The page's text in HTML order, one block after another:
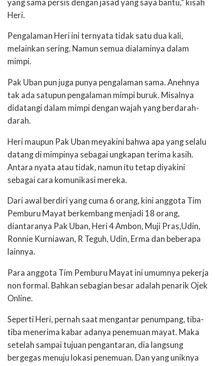
yang sama persis dengan jasad yang saya bantu,” kisah
Heri.
Pengalaman Heri ini ternyata tidak satu dua kali,
melainkan sering. Namun semua dialaminya dalam
mimpi.
Pak Uban pun juga punya pengalaman sama. Anehnya
tak ada satupun pengalaman mimpi buruk. Misalnya
didatangi dalam mimpi dengan wajah yang berdarah-
darah.
Heri maupun Pak Uban meyakini bahwa apa yang selalu
datang di mimpinya sebagai ungkapan terima kasih.
Antara nyata atau tidak, namun itu tetap diyakini
sebagai cara komunikasi mereka.
Dari awal berdiri yang cuma 6 orang, kini anggota Tim
Pemburu Mayat berkembang menjadi 18 orang,
diantaranya Pak Uban, Heri 4 Ambon, Muji Pras,Udin,
Ronnie Kurniawan, R Teguh, Udin, Erma dan beberapa
lainnya.
Para anggota Tim Pemburu Mayat ini umumnya pekerja
non formal. Bahkan sebagian besar adalah penarik Ojek
Online.
Seperti Heri, pernah saat mengantar penumpang, tiba-
tiba menerima kabar adanya penemuan mayat. Maka
setelah sampai tujuan pengantaran, dia langsung
bergegas menuju lokasi penemuan. Dan yang uniknya